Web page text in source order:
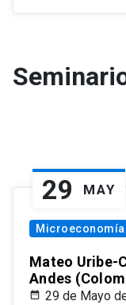
29 MAY
Mateo Uribe-
Andes
29 de Mayo